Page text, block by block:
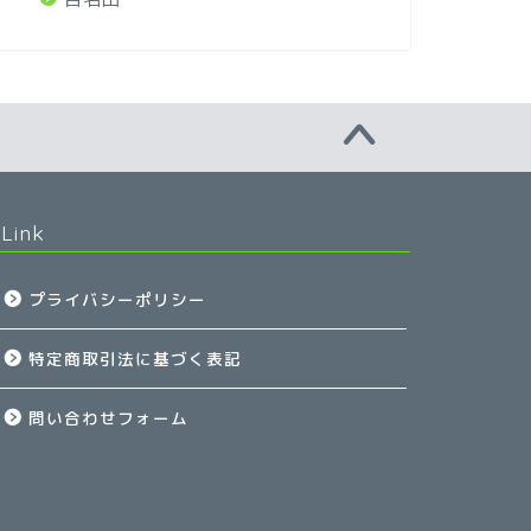
Link
プライバシーポリシー
特定商取引法に基づく表記
問い合わせフォーム